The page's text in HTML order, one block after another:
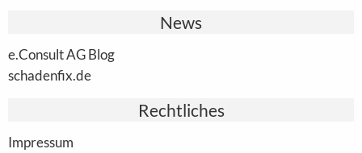
News
e.Consult AG Blog
schadenfix.de
Rechtliches
Impressum